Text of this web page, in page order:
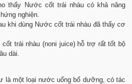
thấy Nước cốt trái nhàu có khả năng
nghiện.
khi dùng Nước cốt trái nhàu đã thấy cơ
trái nhàu (noni juice) hỗ trợ rất tốt bộ
dài.
là một loại nước uống bổ dưỡng, có tác